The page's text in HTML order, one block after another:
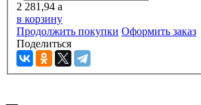
2 281,94 a
в корзину
Продолжить покупки Оформить заказ
Поделиться